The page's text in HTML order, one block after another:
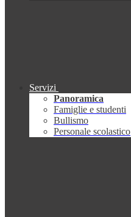
Servizi
Panoramica
Famiglie e studenti
Bullismo
Personale scolastico